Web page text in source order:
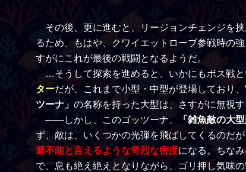
その後、更に進むと、リージョンチェンジを
るため、もはや、クワイエットローブ参戦時の強
すがにこれが最後の戦闘となるようだ。
…そうして探索を進めると、いかにもボス戦と
ターだが、これまで小型・中型が登場しており
ツーナ」 の名称を持った大型は、さすがに無視
――しかし、このゴッツーナ、
「雑魚敵の大型
ず、敵は、いくつかの光弾を飛ばしてくるのだ
避不能と言えるような苛烈な密度になる。ちな
で、息も絶え絶えとなりながら、ゴリ押し気味の